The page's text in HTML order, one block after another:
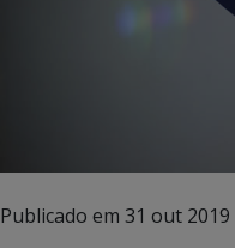
Publicado em 31 out 2019